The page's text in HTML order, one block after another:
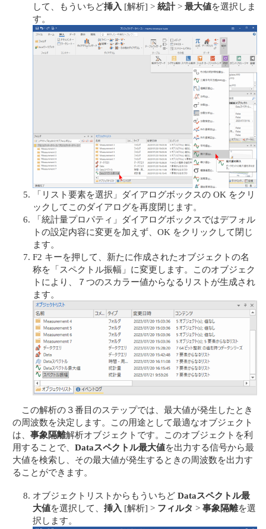
して、もういちど挿入 [解析] > 統計> 最大値を選択しま
す。
「リスト要素を選択」ダイアログボックスの OK をクリ
ックしてこのダイアログを再度閉じます。
「統計量プロパティ」ダイアログボックスではデフォル
トの設定内容に変更を加えず、OK をクリックして閉じ
ます。
F2 キーを押して、新たに作成されたオブジェクトの名
称を「スペクトル振幅」に変更します。このオブジェク
トにより、７つのスカラー値からなるリストが生成され
ます。
この解析の３番目のステップでは、最大値が発生したとき
の周波数を決定します。この用途として最適なオブジェクト
は、事象隔離解析オブジェクトです。このオブジェクトを利
用することで、Dataスペクトル最大値を出力する信号から最
大値を検索し、その最大値が発生するときの周波数を出力す
ることができます。
オブジェクトリストからもういちど Dataスペクトル最
大値を選択して、 挿入 [解析] > フィルタ > 事象隔離を選
択します。